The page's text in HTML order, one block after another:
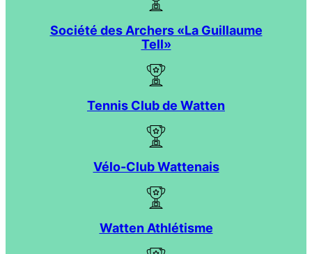
Société des Archers «La Guillaume
Tell»
Tennis Club de Watten
Vélo-Club Wattenais
Watten Athlétisme